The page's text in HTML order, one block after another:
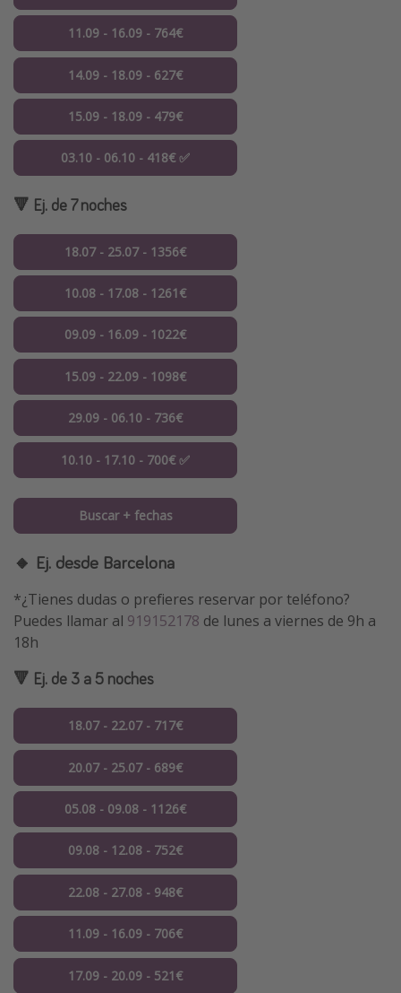
11.09 - 16.09 - 764€
14.09 - 18.09 - 627€
15.09 - 18.09 - 479€
03.10 - 06.10 - 418€ ✅
🔻 Ej. de 7 noches
18.07 - 25.07 - 1356€
10.08 - 17.08 - 1261€
09.09 - 16.09 - 1022€
15.09 - 22.09 - 1098€
29.09 - 06.10 - 736€
10.10 - 17.10 - 700€ ✅
Buscar + fechas
🔸 Ej. desde Barcelona
*¿Tienes dudas o prefieres reservar por teléfono?
Puedes llamar al 919152178 de lunes a viernes de 9h a
18h
🔻 Ej. de 3 a 5 noches
18.07 - 22.07 - 717€
20.07 - 25.07 - 689€
05.08 - 09.08 - 1126€
09.08 - 12.08 - 752€
22.08 - 27.08 - 948€
11.09 - 16.09 - 706€
17.09 - 20.09 - 521€